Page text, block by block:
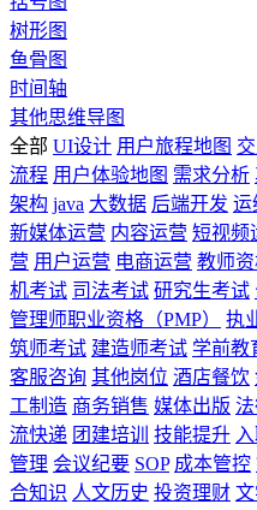
树形图
鱼骨图
时间轴
其他思维导图
全部 UI设计 用户旅程地图
流程 用户体验地图 需求分析
架构 java 大数据 后端开发 运
新媒体运营 内容运营 短视频
营 用户运营 电商运营 教师
机考试 司法考试 研究生考试
管理师职业资格（PMP）
执
筑师考试 建造师考试 学前教
客服咨询 其他岗位 酒店餐饮
工制造 商务销售 媒体出版
流快递 团建培训 技能提升
管理 会议纪要 SOP 成本管控
合知识 人文历史 投资理财